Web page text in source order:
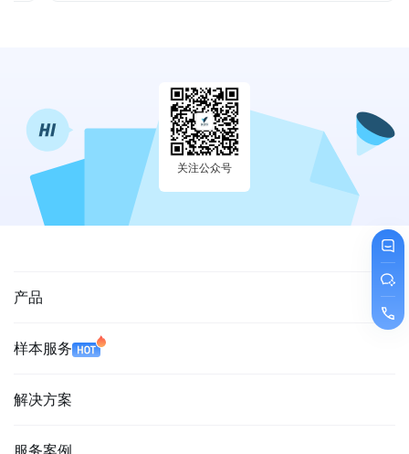
关注公众号
产品
样本服务
解决方案
服务案例